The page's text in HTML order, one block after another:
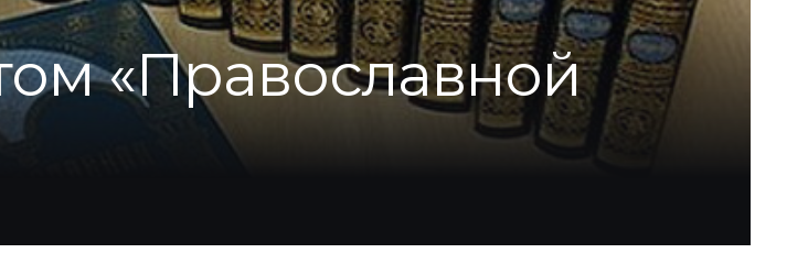
«Православной